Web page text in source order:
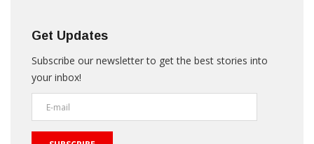
Get Updates
Subscribe our newsletter to get the best stories into
your inbox!